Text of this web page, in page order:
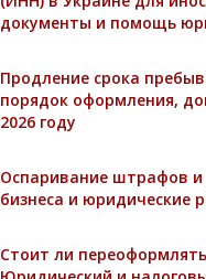
документы и помощь
Продление срока
порядок оформления,
2026 году
Оспаривание штрафов и
бизнеса и юридические
Стоит ли